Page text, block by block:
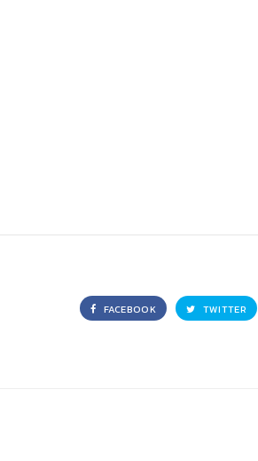
FACEBOOK TWITTER